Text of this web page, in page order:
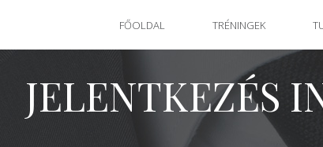
FŐOLDAL TRÉNINGEK
JELENTKEZÉS